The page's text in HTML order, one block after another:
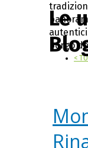
borgo
<
Le